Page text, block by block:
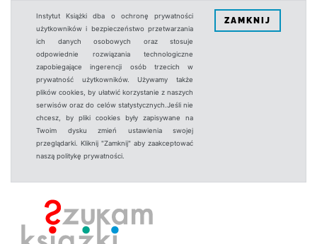
Instytut Książki dba o ochronę prywatności
użytkowników i bezpieczeństwo przetwarzania
ich danych osobowych oraz stosuje
odpowiednie rozwiązania technologiczne
zapobiegające ingerencji osób trzecich w
prywatność użytkowników. Używamy także
plików cookies, by ułatwić korzystanie z naszych
serwisów oraz do celów statystycznych.Jeśli nie
chcesz, by pliki cookies były zapisywane na
Twoim dysku zmień ustawienia swojej
przeglądarki. Kliknij "Zamknij" aby zaakceptować
naszą politykę prywatności.
ZAMKNIJ